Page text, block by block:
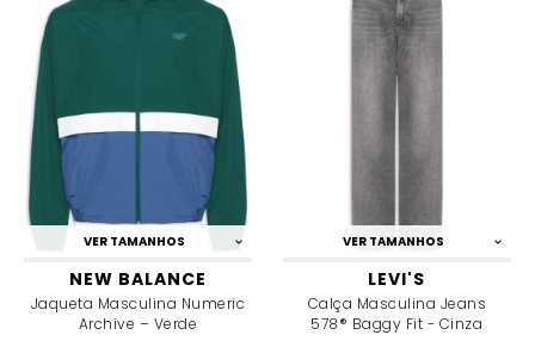
VER TAMANHOS
NEW BALANCE
Jaqueta Masculina Numeric
Archive – Verde
VER TAMANHOS
LEVI'S
Calça Masculina Jeans
578® Baggy Fit - Cinza